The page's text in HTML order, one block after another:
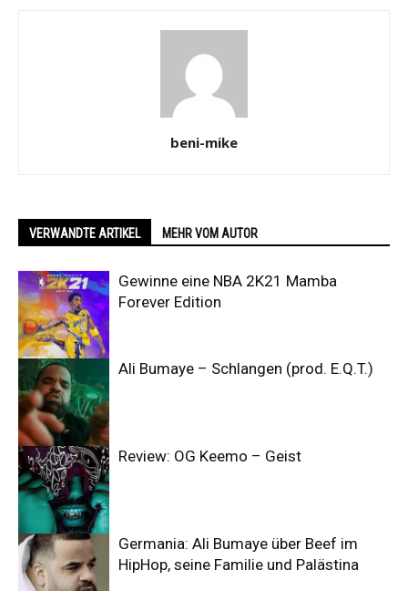
beni-mike
VERWANDTE ARTIKEL MEHR VOM AUTOR
Gewinne eine NBA 2K21 Mamba
Forever Edition
Ali Bumaye – Schlangen (prod. E.Q.T.)
Review: OG Keemo – Geist
Germania: Ali Bumaye über Beef im
HipHop, seine Familie und Palästina